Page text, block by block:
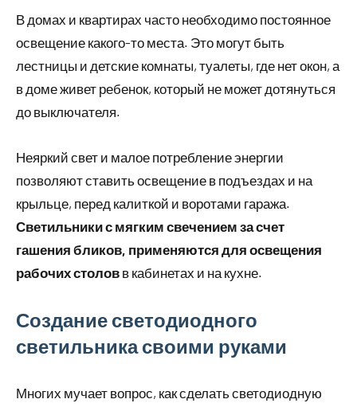
В домах и квартирах часто необходимо постоянное
освещение какого-то места. Это могут быть
лестницы и детские комнаты, туалеты, где нет окон, а
в доме живет ребенок, который не может дотянуться
до выключателя.
Неяркий свет и малое потребление энергии
позволяют ставить освещение в подъездах и на
крыльце, перед калиткой и воротами гаража.
Светильники с мягким свечением за счет
гашения бликов, применяются для освещения
рабочих столов в кабинетах и на кухне.
Создание светодиодного
светильника своими руками
Многих мучает вопрос, как сделать светодиодную